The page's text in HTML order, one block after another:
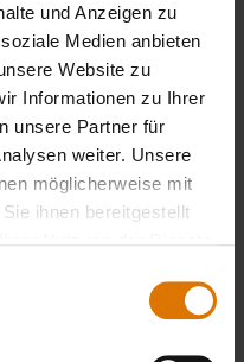
und Anzeigen zu
Medien anbieten
Website zu
Informationen zu Ihrer
unsere Partner für
weiter. Unsere
möglicherweise mit
ihnen bereitgestellt
Zubehör